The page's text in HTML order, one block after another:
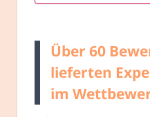
Über 60
lieferten
im